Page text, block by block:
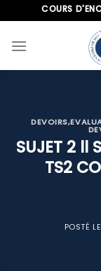
to
content
COURS
DEVOIRS,
SUJET 2 ll
TS2
POSTÉ LE